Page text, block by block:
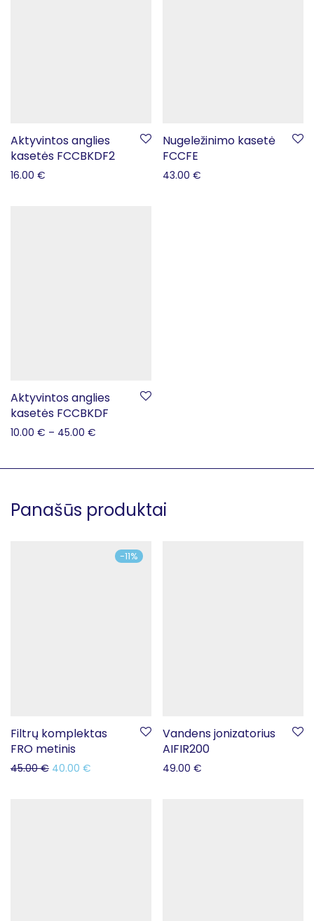
Aktyvintos anglies
kasetės FCCBKDF2
16.00 €
Nugeležinimo kasetė
FCCFE
43.00 €
Aktyvintos anglies
kasetės FCCBKDF
10.00 € – 45.00 €
Panašūs produktai
-11%
Filtrų komplektas
FRO metinis
45.00€ 40.00 €
Vandens jonizatorius
AIFIR200
49.00 €